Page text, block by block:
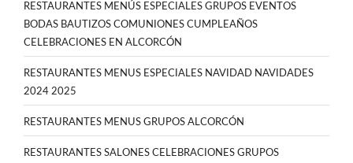
RESTAURANTES MENÚS ESPECIALES GRUPOS EVENTOS
BODAS BAUTIZOS COMUNIONES CUMPLEAÑOS
CELEBRACIONES EN ALCORCÓN
RESTAURANTES MENUS ESPECIALES NAVIDAD NAVIDADES
2024 2025
RESTAURANTES MENUS GRUPOS ALCORCÓN
RESTAURANTES SALONES CELEBRACIONES GRUPOS